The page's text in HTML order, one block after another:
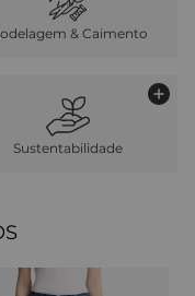
& Caimento
Sustentabilidade